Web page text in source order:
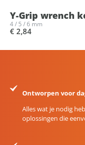
Y-Grip wrench
4 / 5 / 6 mm
€ 2,84
Ontworpen voor
Alles wat je nodig
oplossingen die